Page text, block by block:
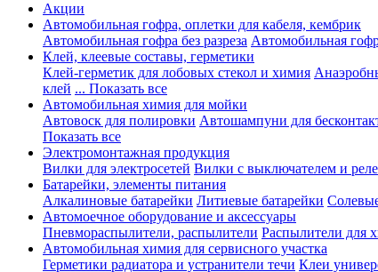
Акции
Автомобильная гофра, оплетки для кабеля, кембрик
Автомобильная гофра без разреза Автомобильная
Клей, клеевые составы, герметики
Клей-герметик для лобовых стекол и химия
клей ... Показать все
Автомобильная химия для мойки
Автовоск для полировки Автошампуни для
Показать все
Электромонтажная продукция
Вилки для электросетей Вилки с выключателем и реле
Батарейки, элементы питания
Алкалиновые батарейки Литиевые батарейки
Автомоечное оборудование и аксессуары
Пневмораспылители, распылители Распылители для
Автомобильная химия для сервисного участка
Герметики радиатора и устранители течи Клеи